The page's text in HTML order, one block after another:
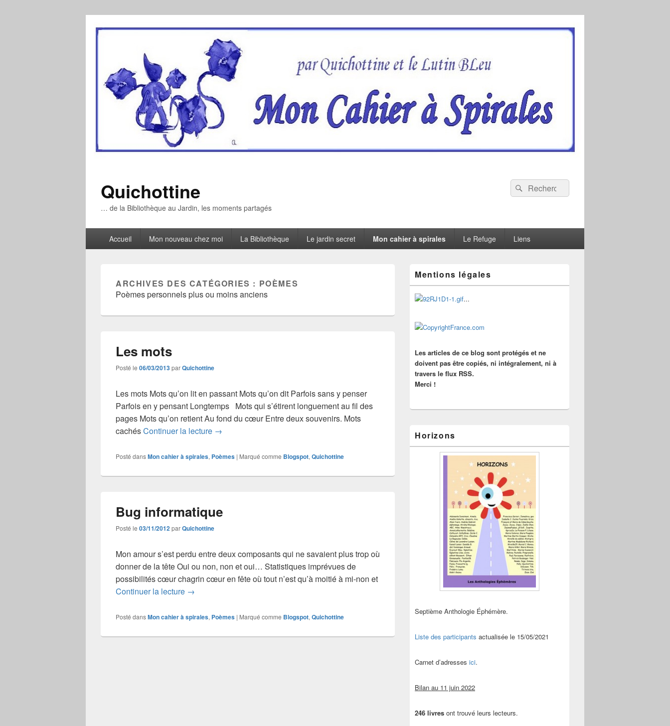
Quichottine
… de la Bibliothèque au Jardin, les moments partagés
Recherche :
Rechercher
principalAccueil Mon nouveau chez moi La Bibliothèque Le jardin secret Mon cahier à spirales Le Refuge Liens
ARCHIVES DES CATÉGORIES : POÈMES
Poèmes personnels plus ou moins anciens
Les mots
Posté le 06/03/2013parQuichottine
Les mots Mots qu’on lit en passant Mots qu’on dit Parfois sans y penser
Parfois en y pensant Longtemps Mots qui s’étirent longuement au fil des
pages Mots qu’on retient Au fond du cœur Entre deux souvenirs. Mots
cachésContinuer la lecture Les mots
→
Posté dansMon cahier à spirales, Poèmes | Marqué comme Blogspot, Quichottine
Bug informatique
Posté le 03/11/2012parQuichottine
Mon amour s’est perdu entre deux composants qui ne savaient plus trop où
donner de la tête Oui ou non, non et oui… Statistiques imprévues de
possibilités cœur chagrin cœur en fête où tout n’est qu’à moitié à mi-non et
Continuer la lecture Bug informatique
→
Posté dansMon cahier à spirales, Poèmes | Marqué comme Blogspot, Quichottine
principale
de
widget
pour
barre
latérale
Mentions légales
...
Les articles de ce blog sont protégés et ne
doivent pas être copiés, ni intégralement, ni à
travers le flux RSS.
Merci !
Horizons
Septième Anthologie Éphémère.
Liste des participants actualisée le 15/05/2021
Carnet d’adresses ici.
Bilan au 11 juin 2022
246 livres ont trouvé leurs lecteurs.